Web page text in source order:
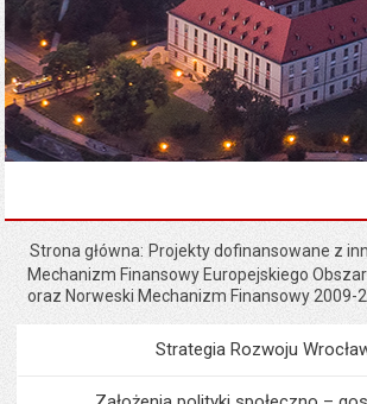
Strona główna Projekty dofinansowane z
Mechanizm Finansowy Europejskiego
oraz Norweski Mechanizm Finansowy 2009-
Menu
Strategia Rozwoju